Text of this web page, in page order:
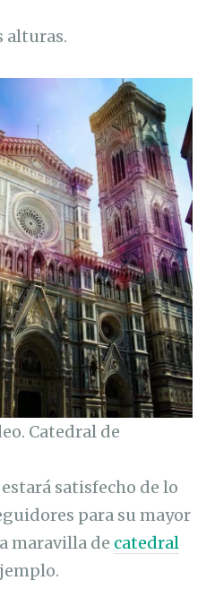
alturas.
Catedral de
satisfecho de lo
para su mayor
maravilla de catedral